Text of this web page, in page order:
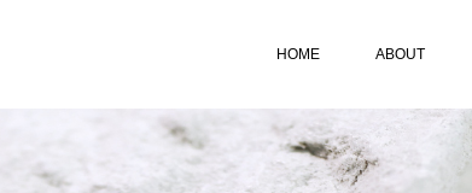
HOME ABOUT